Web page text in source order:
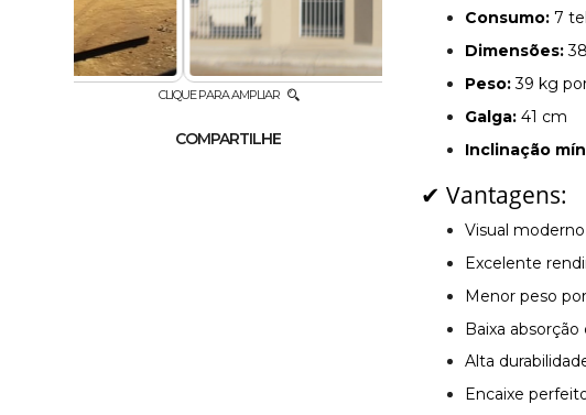
CLIQUE PARA AMPLIAR
COMPARTILHE
Consumo: 7
Dimensões:
Peso:39 kg
Galga: 41 cm
Inclinação
✔ Vantagens:
Visual
Excelente
Menor peso
Baixa absorção
Alta
Encaixe